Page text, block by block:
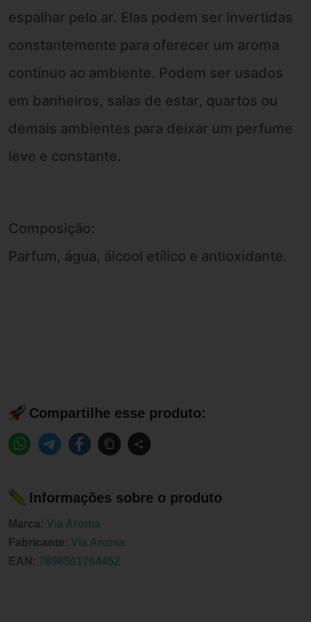
espalhar pelo ar. Elas podem ser invertidas
constantemente para oferecer um aroma
contínuo ao ambiente. Podem ser usados
em banheiros, salas de estar, quartos ou
demais ambientes para deixar um perfume
leve e constante.
Composição:
Parfum, água, álcool etílico e antioxidante.
Compartilhe esse produto:
Informações sobre o produto
Marca: Via Aroma
Fabricante: Via Aroma
EAN: 7898501764452